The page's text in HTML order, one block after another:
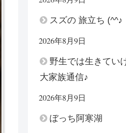
スズの 旅立ち (^^♪
2026年8月9日
野生では生きてい
大家族通信♪
2026年8月9日
ぼっち阿寒湖